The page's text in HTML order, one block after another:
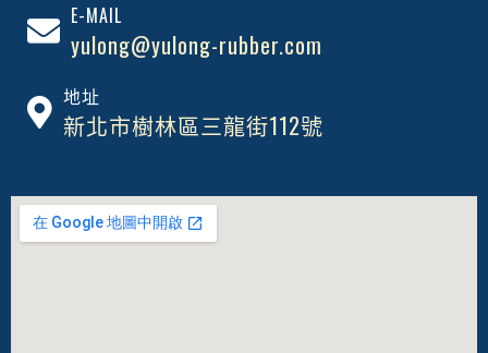
E-MAIL
yulong@yulong-rubber.com
地址
新北市樹林區三龍街112號